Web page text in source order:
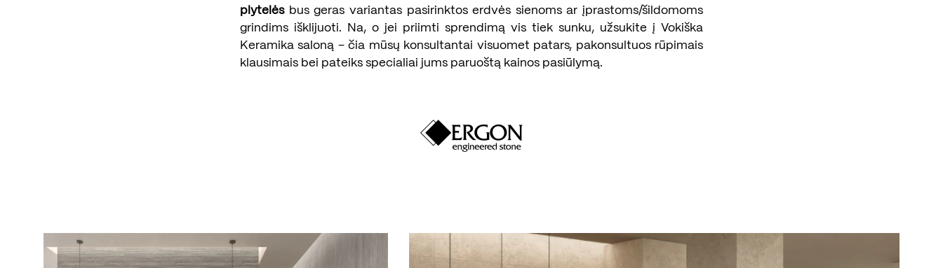
plytelėsbus geras variantas pasirinktos erdvės sienoms ar įprastoms/šildomoms
grindims išklijuoti. Na, o jei priimti sprendimą vis tiek sunku, užsukite į Vokiška
Keramika saloną – čia mūsų konsultantai visuomet patars, pakonsultuos rūpimais
klausimais bei pateiks specialiai jums paruoštą kainos pasiūlymą.